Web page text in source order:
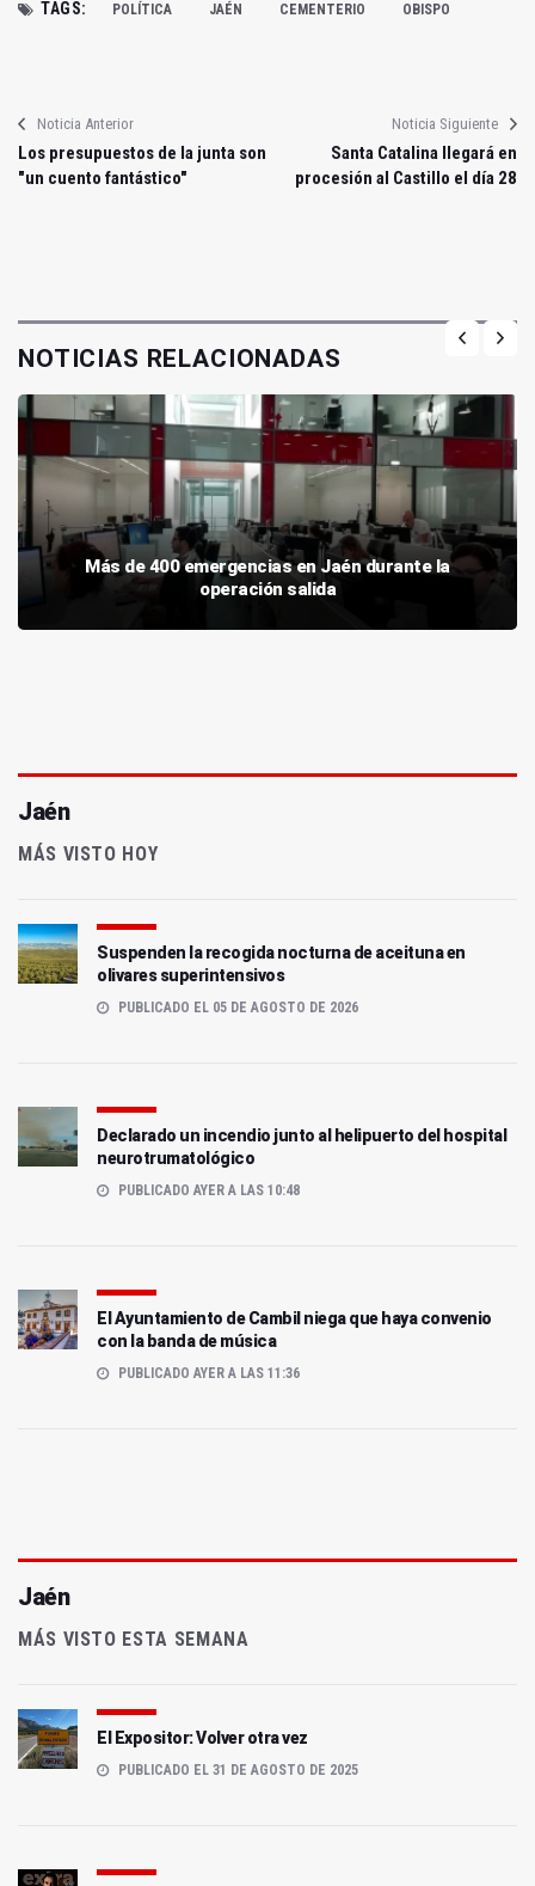
TAGS: POLÍTICA JAÉN CEMENTERIO OBISPO
Noticia Anterior
Los presupuestos de la junta son
"un cuento fantástico"
Noticia Siguiente
Santa Catalina llegará en
procesión al Castillo el día 28
NOTICIAS RELACIONADAS
Más de 400 emergencias en Jaén durante la
operación salida
Jaén
MÁS VISTO HOY
Suspenden la recogida nocturna de aceituna en
olivares superintensivos
PUBLICADO EL 05 DE AGOSTO DE 2026
Declarado un incendio junto al helipuerto del hospital
neurotrumatológico
PUBLICADO AYER A LAS 10:48
El Ayuntamiento de Cambil niega que haya convenio
con la banda de música
PUBLICADO AYER A LAS 11:36
Jaén
MÁS VISTO ESTA SEMANA
El Expositor: Volver otra vez
PUBLICADO EL 31 DE AGOSTO DE 2025